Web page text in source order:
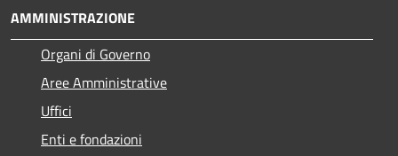
AMMINISTRAZIONE
Organi di Governo
Aree Amministrative
Uffici
Enti e fondazioni